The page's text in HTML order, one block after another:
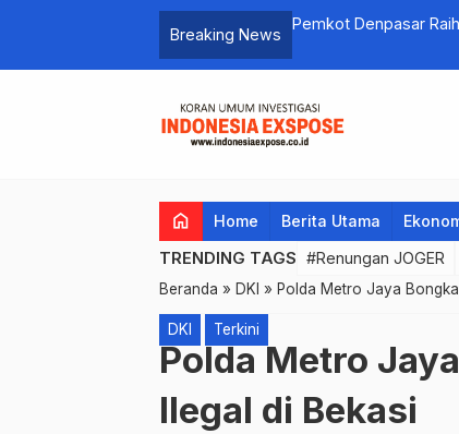
Breaking News
Pemkot Denpasar Raih Apresiasi
Sebesar Rp 24.843.376.0000
home Home Berita Utama
TRENDING TAGS #Renungan JOGER
Beranda » DKI » Polda Metro Jaya
DKI Terkini
Polda Metro
Ilegal di Bekasi